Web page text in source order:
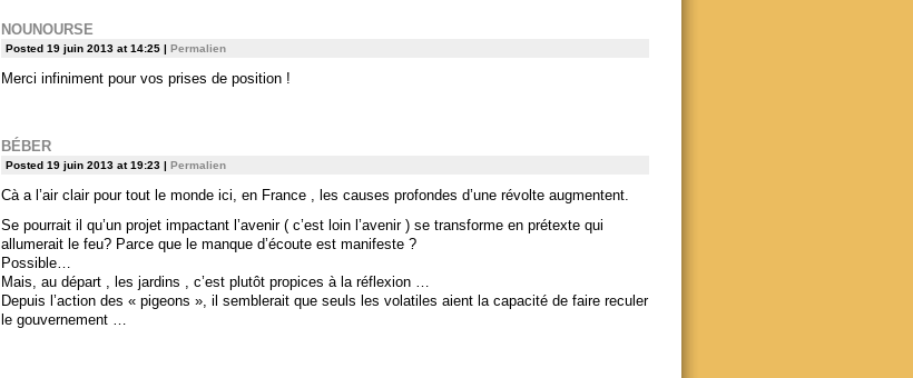
NOUNOURSE
Posted 19 juin 2013 at 14:25 | Permalien
Merci infiniment pour vos prises de position !
BÉBER
Posted 19 juin 2013 at 19:23 Permalien
Cà a l’air clair pour tout le monde ici, en France , les causes profondes d’une révolte augmentent.
Se pourrait il qu’un projet impactant l’avenir ( c’est loin l’avenir ) se transforme en prétexte qui
allumerait le feu? Parce que le manque d’écoute est manifeste ?
Possible…
Mais, au départ , les jardins , c’est plutôt propices à la réflexion …
Depuis l’action des « pigeons », il semblerait que seuls les volatiles aient la capacité de faire reculer
le gouvernement …